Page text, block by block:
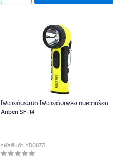
ไฟฉายกันระเบิด ไฟฉายดับเพลิง ทนความร้อน
Anben SF-14
รหัสสินค้า YD08771